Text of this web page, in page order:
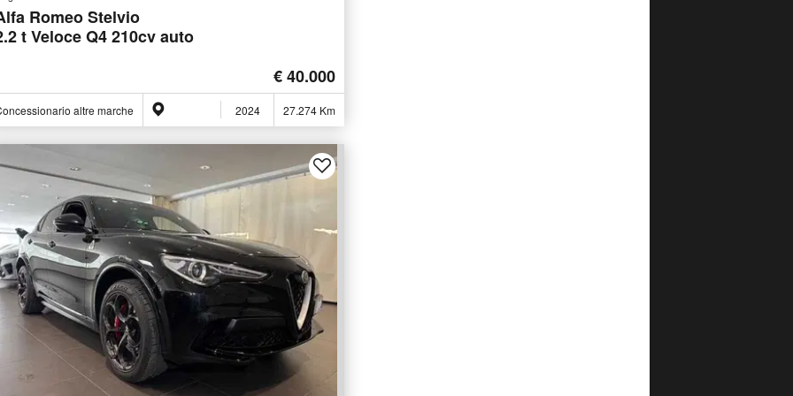
Romeo Stelvio
t Veloce Q4 210cv auto
€ 40.000
altre marche 2024 27.274 Km